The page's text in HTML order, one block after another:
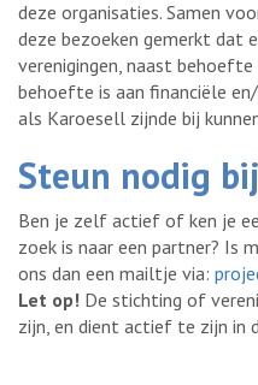
deze organisaties. Samen
deze bezoeken gemerkt dat
verenigingen, naast
behoefte is aan financiële
als Karoesell zijnde bij
Steun nodig
Ben je zelf actief of ken je
zoek is naar een partner? Is
ons dan een mailtje via:
Let op! De stichting of
zijn, en dient actief te zijn in